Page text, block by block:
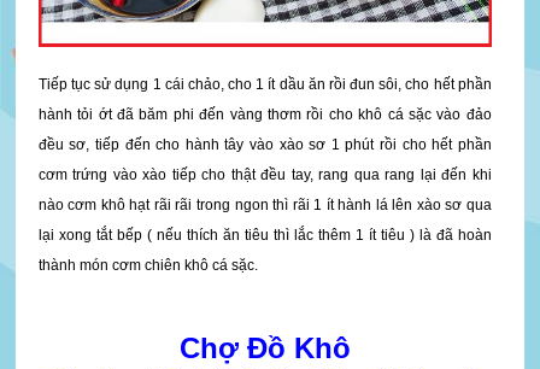
Tiếp tục sử dụng 1 cái chảo, cho 1 ít dầu ăn rồi đun sôi, cho hết phần
hành tỏi ớt đã băm phi đến vàng thơm rồi cho khô cá sặc vào đảo
đều sơ, tiếp đến cho hành tây vào xào sơ 1 phút rồi cho hết phần
cơm trứng vào xào tiếp cho thật đều tay, rang qua rang lại đến khi
nào cơm khô hạt rãi rãi trong ngon thì rãi 1 ít hành lá lên xào sơ qua
lại xong tắt bếp ( nếu thích ăn tiêu thì lắc thêm 1 ít tiêu ) là đã hoàn
thành món cơm chiên khô cá sặc.
Chợ Đồ Khô